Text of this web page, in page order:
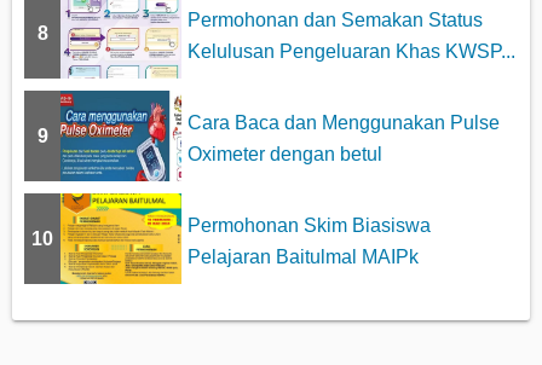
8
Permohonan dan Semakan Status
Kelulusan Pengeluaran Khas KWSP...
9
Cara Baca dan Menggunakan Pulse
Oximeter dengan betul
10
Permohonan Skim Biasiswa
Pelajaran Baitulmal MAIPk